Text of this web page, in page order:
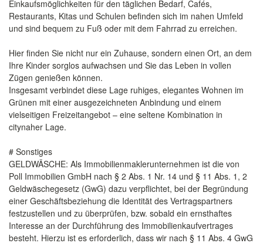
Einkaufsmöglichkeiten für den täglichen Bedarf, Cafés,
Restaurants, Kitas und Schulen befinden sich im nahen Umfeld
und sind bequem zu Fuß oder mit dem Fahrrad zu erreichen.
Hier finden Sie nicht nur ein Zuhause, sondern einen Ort, an dem
Ihre Kinder sorglos aufwachsen und Sie das Leben in vollen
Zügen genießen können.
Insgesamt verbindet diese Lage ruhiges, elegantes Wohnen im
Grünen mit einer ausgezeichneten Anbindung und einem
vielseitigen Freizeitangebot – eine seltene Kombination in
citynaher Lage.
# Sonstiges
GELDWÄSCHE: Als Immobilienmaklerunternehmen ist die von
Poll Immobilien GmbH nach § 2 Abs. 1 Nr. 14 und § 11 Abs. 1, 2
Geldwäschegesetz (GwG) dazu verpflichtet, bei der Begründung
einer Geschäftsbeziehung die Identität des Vertragspartners
festzustellen und zu überprüfen, bzw. sobald ein ernsthaftes
Interesse an der Durchführung des Immobilienkaufvertrages
besteht. Hierzu ist es erforderlich, dass wir nach § 11 Abs. 4 GwG